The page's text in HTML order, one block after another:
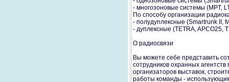
- многозоновые системы (MPT,
По способу организации
- полудуплексные (Smartrunk II,
- дуплексные (TETRA, APCO25,
О радиосвязи
Вы можете себе представить
сотрудников охранных
организаторов выставок,
работы команды -